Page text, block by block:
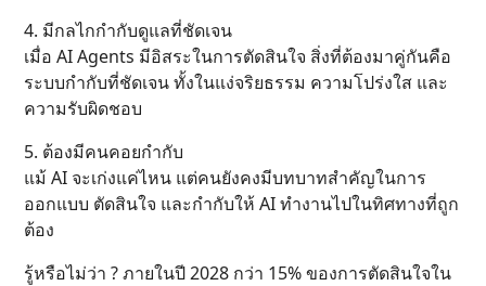
4. มีกลไกกำกับดูแลที่ชัดเจน
เมื่อ AI Agents มีอิสระในการตัดสินใจ สิ่งที่ต้องมาคู่กันคือ
ระบบกำกับที่ชัดเจน ทั้งในแง่จริยธรรม ความโปร่งใส และ
ความรับผิดชอบ
5. ต้องมีคนคอยกำกับ
แม้ AI จะเก่งแค่ไหน แต่คนยังคงมีบทบาทสำคัญในการ
ออกแบบ ตัดสินใจ และกำกับให้ AI ทำงานไปในทิศทางที่ถูก
ต้อง
รู้หรือไม่ว่า ? ภายในปี 2028 กว่า 15% ของการตัดสินใจใน